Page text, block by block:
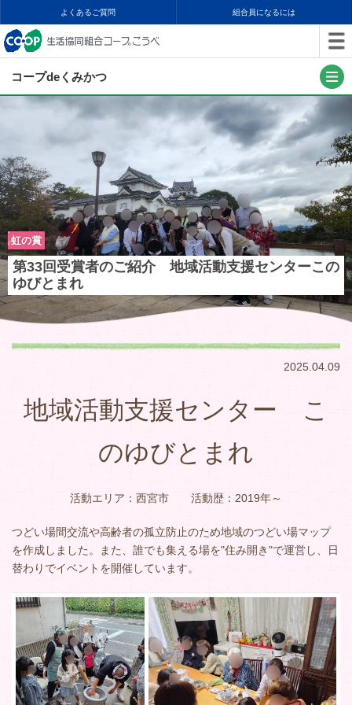
よくあるご質問 組合員になるには
コープdeくみかつ
虹の賞
第33回受賞者のご紹介 地域活動支援センターこの
ゆびとまれ
2025.04.09
地域活動支援センター こ
のゆびとまれ
活動エリア：西宮市 活動歴：2019年～
つどい場間交流や高齢者の孤立防止のため地域のつどい場マップ
を作成しました。また、誰でも集える場を"住み開き"で運営し、日
替わりでイベントを開催しています。